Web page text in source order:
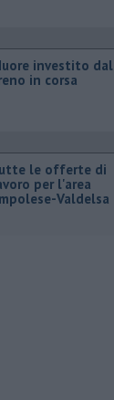
investito dal
in corsa
le offerte di
per l'area
Valdelsa